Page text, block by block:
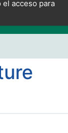
el acceso para